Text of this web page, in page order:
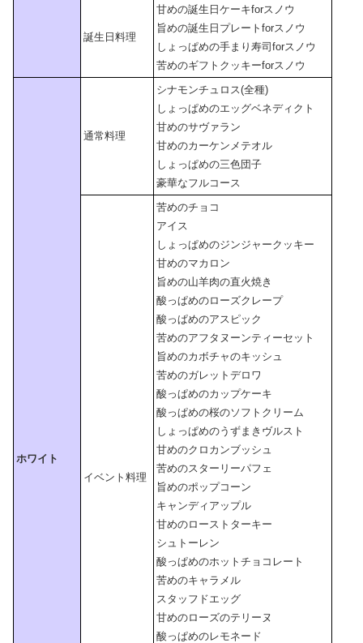
誕生日料理
甘めの誕生日ケーキforスノウ
旨めの誕生日プレートforスノウ
しょっぱめの手まり寿司forスノウ
苦めのギフトクッキーforスノウ
ホワイト
通常料理
シナモンチュロス(全種)
しょっぱめのエッグベネディクト
甘めのサヴァラン
甘めのカーケンメテオル
しょっぱめの三色団子
豪華なフルコース
イベント料理
苦めのチョコ
アイス
しょっぱめのジンジャークッキー
甘めのマカロン
旨めの山羊肉の直火焼き
酸っぱめのローズクレープ
酸っぱめのアスピック
苦めのアフタヌーンティーセット
旨めのカボチャのキッシュ
苦めのガレットデロワ
酸っぱめのカップケーキ
酸っぱめの桜のソフトクリーム
しょっぱめのうずまきヴルスト
甘めのクロカンブッシュ
苦めのスターリーパフェ
旨めのポップコーン
キャンディアップル
甘めのローストターキー
シュトーレン
酸っぱめのホットチョコレート
苦めのキャラメル
スタッフドエッグ
甘めのローズのテリーヌ
酸っぱめのレモネード